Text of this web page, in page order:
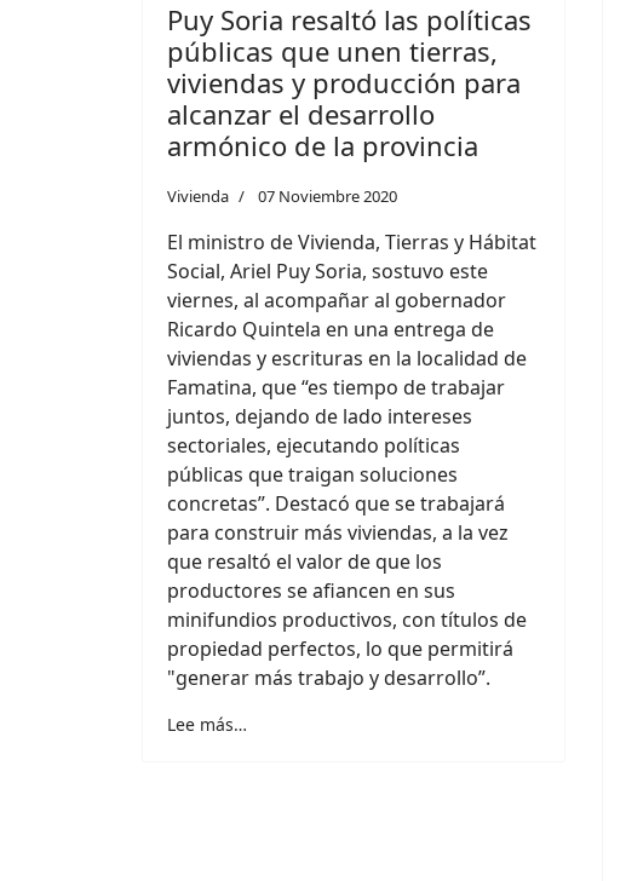
Puy Soria resaltó las políticas
públicas que unen tierras,
viviendas y producción para
alcanzar el desarrollo
armónico de la provincia
Vivienda 07 Noviembre 2020
El ministro de Vivienda, Tierras y Hábitat
Social, Ariel Puy Soria, sostuvo este
viernes, al acompañar al gobernador
Ricardo Quintela en una entrega de
viviendas y escrituras en la localidad de
Famatina, que “es tiempo de trabajar
juntos, dejando de lado intereses
sectoriales, ejecutando políticas
públicas que traigan soluciones
concretas”. Destacó que se trabajará
para construir más viviendas, a la vez
que resaltó el valor de que los
productores se afiancen en sus
minifundios productivos, con títulos de
propiedad perfectos, lo que permitirá
"generar más trabajo y desarrollo”.
Lee más…